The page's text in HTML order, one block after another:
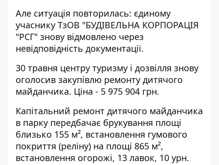
Але ситуація повторилась: єдиному
учаснику ТзОВ "БУДІВЕЛЬНА КОРПОРАЦІЯ
"РСГ" знову відмовлено через
невідповідність документації.
30 травня центру туризму і дозвілля знову
оголосив закупівлю ремонту дитячого
майданчика. Ціна - 5 975 904 грн.
Капітальний ремонт дитячого майданчика
в парку передбачає брукування площі
близько 155 м², встановлення гумового
покриття (реліну) на площі 865 м²,
встановлення огорожі, 13 лавок, 10 урн.